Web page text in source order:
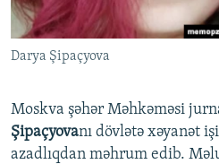
Darya Şipaçyova
Moskva şəhər Məhkəməsi
Şipaçyovanı dövlətə xəyanət
azadlıqdan məhrum edib.